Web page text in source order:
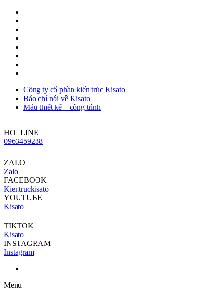
Công ty cổ phần kiến trúc Kisato
Báo chí nói về Kisato
Mẫu thiết kế – công trình
HOTLINE
0963459288
ZALO
Zalo
FACEBOOK
Kientruckisato
YOUTUBE
Kisato
TIKTOK
Kisato
INSTAGRAM
Instagram
Menu